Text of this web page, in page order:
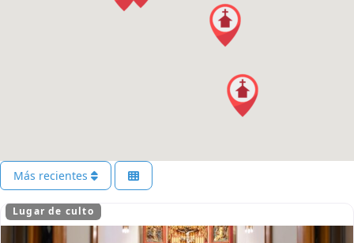
Más recientes
Lugar de culto